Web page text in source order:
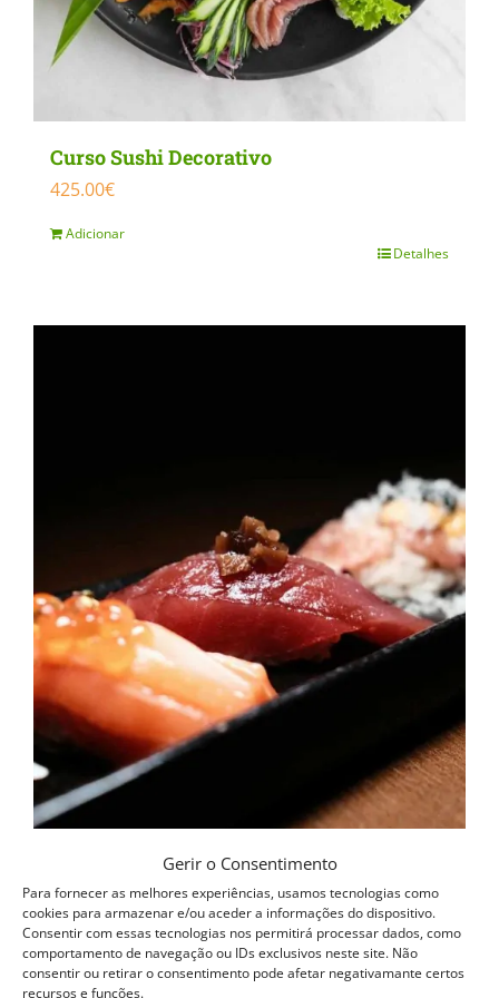
Gerir o Consentimento
Para fornecer as melhores experiências, usamos tecnologias como
cookies para armazenar e/ou aceder a informações do dispositivo.
Consentir com essas tecnologias nos permitirá processar dados, como
comportamento de navegação ou IDs exclusivos neste site. Não
consentir ou retirar o consentimento pode afetar negativamante certos
recursos e funções.
Curso Sushi Decorativo
425.00€
Adicionar
Detalhes
Curso Sushi Omakase
560.00€
Adicionar